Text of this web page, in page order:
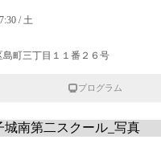
/ 土
町三丁目１１番２６号
プログラム